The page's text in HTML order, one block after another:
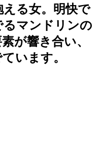
る女。明快で
マンドリンの
が響き合い、
います。